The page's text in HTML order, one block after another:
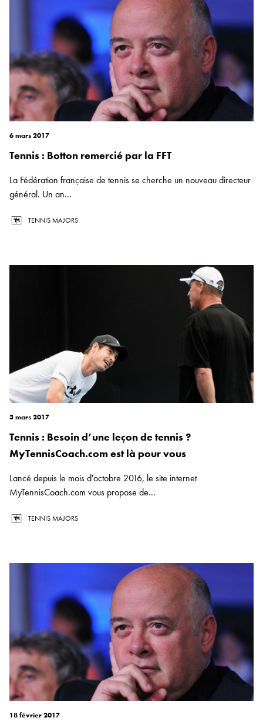
6 mars 2017
Tennis : Botton remercié par la FFT
La Fédération française de tennis se cherche un nouveau directeur
général. Un an...
TENNIS MAJORS
3 mars 2017
Tennis : Besoin d’une leçon de tennis ?
MyTennisCoach.com est là pour vous
Lancé depuis le mois d'octobre 2016, le site internet
MyTennisCoach.com vous propose de...
TENNIS MAJORS
18 février 2017